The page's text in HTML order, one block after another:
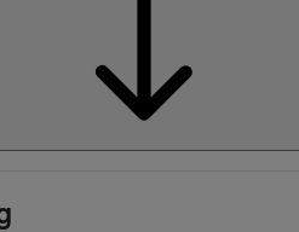
Kjøp Like Fin mobil